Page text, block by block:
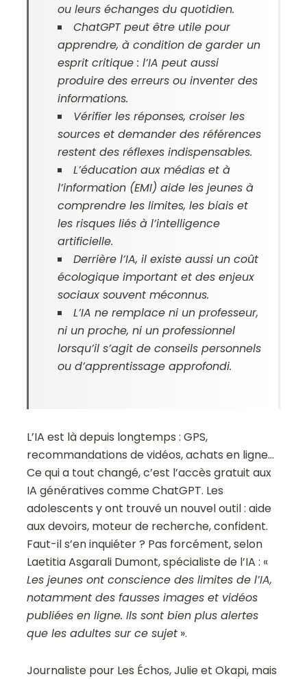
ou leurs échanges du quotidien.
ChatGPT peut être utile pour
apprendre, à condition de garder un
esprit critique : l’IA peut aussi
produire des erreurs ou inventer des
informations.
Vérifier les réponses, croiser les
sources et demander des références
restent des réflexes indispensables.
L’éducation aux médias et à
l’information (EMI) aide les jeunes à
comprendre les limites, les biais et
les risques liés à l’intelligence
artificielle.
Derrière l’IA, il existe aussi un coût
écologique important et des enjeux
sociaux souvent méconnus.
L’IA ne remplace ni un professeur,
ni un proche, ni un professionnel
lorsqu’il s’agit de conseils personnels
ou d’apprentissage approfondi.
L’IA est là depuis longtemps : GPS,
recommandations de vidéos, achats en ligne…
Ce qui a tout changé, c’est l’accès gratuit aux
IA génératives comme ChatGPT. Les
adolescents y ont trouvé un nouvel outil : aide
aux devoirs, moteur de recherche, confident.
Faut-il s’en inquiéter ? Pas forcément, selon
Laetitia Asgarali Dumont, spécialiste de l’IA : «
Les jeunes ont conscience des limites de l’IA,
notamment des fausses images et vidéos
publiées en ligne. Ils sont bien plus alertes
que les adultes sur ce sujet ».
Journaliste pour Les Échos,JulieetOkapi, mais